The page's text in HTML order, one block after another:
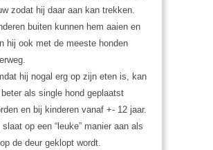
zodat hij daar aan kan trekken.
buiten kunnen hem aaien en
hij ook met de meeste honden
hij nogal erg op zijn eten is, kan
beter als single hond geplaatst
en bij kinderen vanaf +- 12 jaar.
slaat op een “leuke” manier aan als
de deur geklopt wordt.